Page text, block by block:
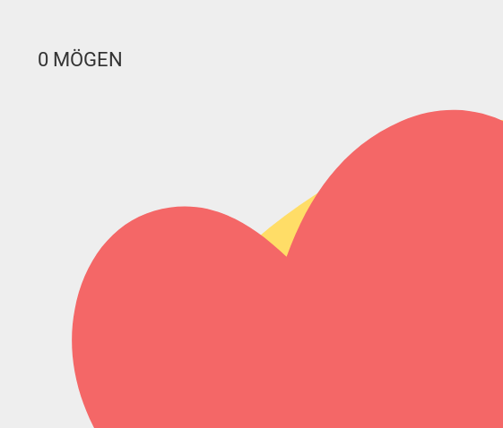
0 MÖGEN